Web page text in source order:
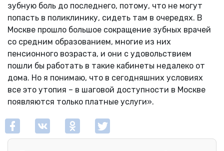
зубную боль до последнего, потому, что не могут
попасть в поликлинику, сидеть там в очередях. В
Москве прошло большое сокращение зубных врачей
со средним образованием, многие из них
пенсионного возраста, и они с удовольствием
пошли бы работать в такие кабинеты недалеко от
дома. Но я понимаю, что в сегодняшних условиях
все это утопия – в шаговой доступности в Москве
появляются только платные услуги».